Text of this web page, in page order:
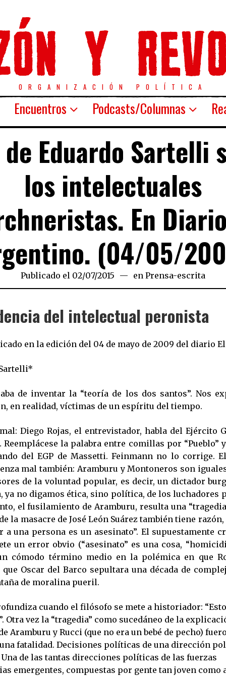
ORGANIZACIÓN POLÍTICA
Encuentros Podcasts/Columnas
Eduardo Sartelli
los intelectuales
En
(04/05/
Publicado el 02/07/2015 02/07/2015
en Prensa-escrita
del intelectual peronista
en la edición del 04 de mayo de 2009 del diario
de inventar la “teoría de los dos santos”. Nos
en realidad, víctimas de un espíritu del tiempo.
Diego Rojas, el entrevistador, habla del Ejército
Reemplácese la palabra entre comillas por “Pueblo”
del EGP de Massetti. Feinmann no lo corrige.
mal también: Aramburu y Montoneros son
de la voluntad popular, es decir, un dictador
ya no digamos ética, sino política, de los luchadores
el fusilamiento de Aramburu, resulta una
la masacre de José León Suárez también tiene
a una persona es un asesinato”. El supuestamente
un error obvio (“asesinato” es una cosa,
cómodo término medio en la polémica en que
Oscar del Barco sepultara una década de
de moralina pueril.
cuando el filósofo se mete a historiador:
Otra vez la “tragedia” como sucedáneo de la
Aramburu y Rucci (que no era un bebé de pecho)
fatalidad. Decisiones políticas de una dirección
de las tantas direcciones políticas de las fuerzas
emergentes, compuestas por gente tan joven como